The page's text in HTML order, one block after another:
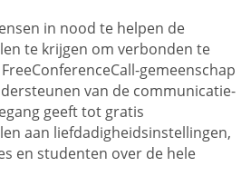
in nood te helpen de
te krijgen om verbonden te
gemeenschap
van de communicatie-
geeft tot gratis
aan liefdadigheidsinstellingen,
en studenten over de hele